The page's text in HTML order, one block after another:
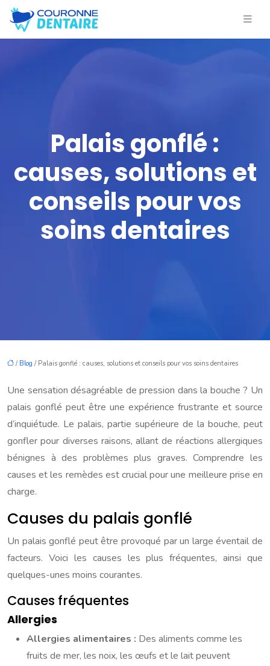
Palais gonflé :
causes, solutions et
conseils pour vos
soins dentaires
/ Blog / Palais gonflé : causes, solutions et conseils pour vos soins dentaires
Une sensation désagréable de pression dans la bouche ? Un
palais gonflé peut être une expérience frustrante et source
d’inquiétude. Le palais, partie supérieure de la bouche, peut
gonfler pour diverses raisons, allant de réactions allergiques
bénignes à des problèmes plus graves. Comprendre les
causes et les remèdes est crucial pour une meilleure prise en
charge.
Causes du palais gonflé
Un palais gonflé peut être provoqué par un large éventail de
facteurs. Voici les causes les plus fréquentes, ainsi que
quelques-unes moins courantes.
Causes fréquentes
Allergies
Allergies alimentaires : Des aliments comme les
fruits de mer, les noix, les œufs et le lait peuvent